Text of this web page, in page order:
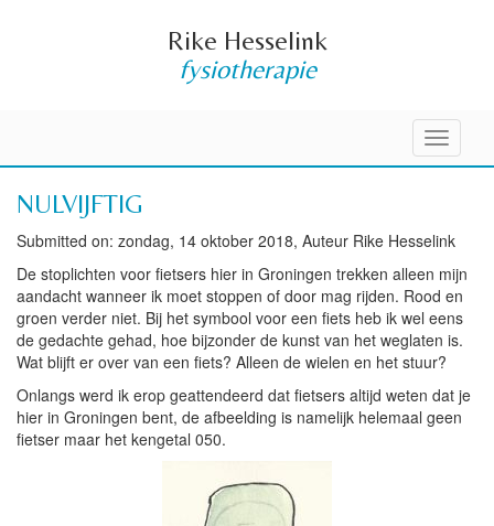
Rike Hesselink
fysiotherapie
Toggle
NULVIJFTIG
Submitted on: zondag, 14 oktober 2018, Auteur Rike Hesselink
De stoplichten voor fietsers hier in Groningen trekken alleen mijn
aandacht wanneer ik moet stoppen of door mag rijden. Rood en
groen verder niet. Bij het symbool voor een fiets heb ik wel eens
de gedachte gehad, hoe bijzonder de kunst van het weglaten is.
Wat blijft er over van een fiets? Alleen de wielen en het stuur?
Onlangs werd ik erop geattendeerd dat fietsers altijd weten dat je
hier in Groningen bent, de afbeelding is namelijk helemaal geen
fietser maar het kengetal 050.